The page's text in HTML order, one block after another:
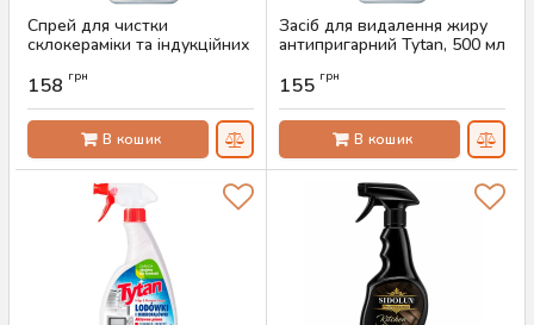
Спрей для чистки
склокераміки та індукційних
Артикул:
158 грн
В кошик
Засіб для видалення жиру
антипригарний Tytan, 500 мл
155 грн
В кошик